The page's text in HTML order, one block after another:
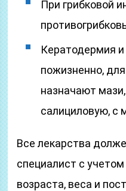
При грибковой
Кератодермия и
пожизненно,
назначают
салициловую, с
Все лекарства
специалист с
возраста, веса и